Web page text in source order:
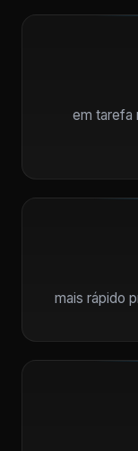
em tarefa
mais rápido